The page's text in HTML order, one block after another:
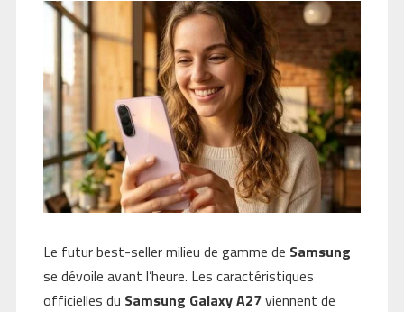
Le futur best-seller milieu de gamme de Samsung
se dévoile avant l’heure. Les caractéristiques
officielles du Samsung Galaxy A27viennent de